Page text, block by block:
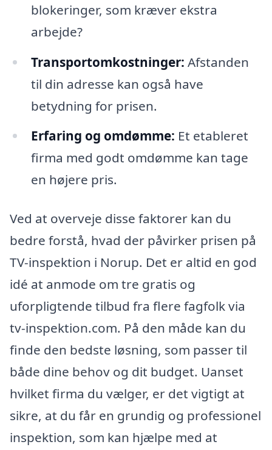
blokeringer, som kræver ekstra
arbejde?
Transportomkostninger: Afstanden
til din adresse kan også have
betydning for prisen.
Erfaring og omdømme: Et etableret
firma med godt omdømme kan tage
en højere pris.
Ved at overveje disse faktorer kan du
bedre forstå, hvad der påvirker prisen på
TV-inspektion i Norup. Det er altid en god
idé at anmode om tre gratis og
uforpligtende tilbud fra flere fagfolk via
tv-inspektion.com. På den måde kan du
finde den bedste løsning, som passer til
både dine behov og dit budget. Uanset
hvilket firma du vælger, er det vigtigt at
sikre, at du får en grundig og professionel
inspektion, som kan hjælpe med at